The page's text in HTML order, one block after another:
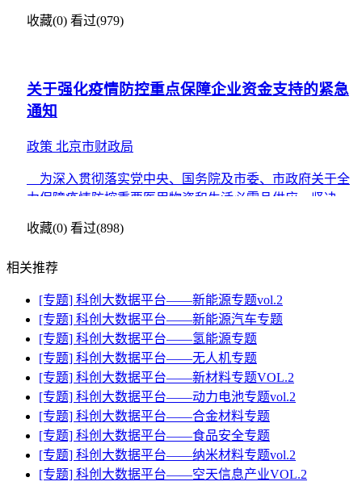
用财政金融手段，支持做好新型冠状病毒感染肺炎疫情防
控工作
收藏(0) 看过(979)
关于强化疫情防控重点保障企业资金支持的紧急
通知
政策 北京市财政局
为深入贯彻落实党中央、国务院及市委、市政府关于全
力保障疫情防控重要医用物资和生活必需品供应，坚决遏
收藏(0) 看过(898)
相关推荐
[专题] 科创大数据平台——新能源专题vol.2
[专题] 科创大数据平台——新能源汽车专题
[专题] 科创大数据平台——氢能源专题
[专题] 科创大数据平台——无人机专题
[专题] 科创大数据平台——新材料专题VOL.2
[专题] 科创大数据平台——动力电池专题vol.2
[专题] 科创大数据平台——合金材料专题
[专题] 科创大数据平台——食品安全专题
[专题] 科创大数据平台——纳米材料专题vol.2
[专题] 科创大数据平台——空天信息产业VOL.2